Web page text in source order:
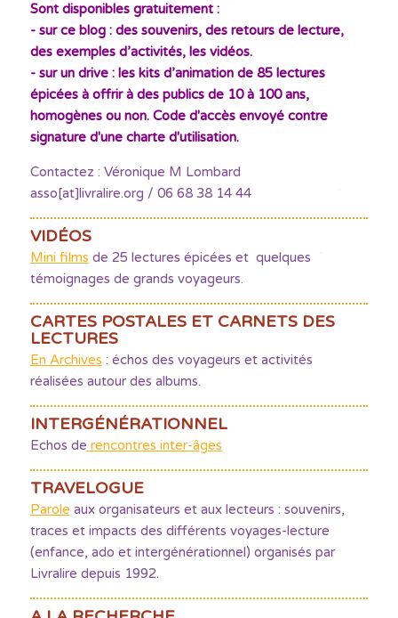
Sont disponibles gratuitement :
- sur ce blog : des souvenirs, des retours de lecture,
des exemples d’activités, les vidéos.
- sur un drive : les kits d’animation de 85 lectures
épicées à offrir à des publics de 10 à 100 ans,
homogènes ou non. Code d'accès envoyé contre
signature d'une charte d'utilisation.
Contactez : Véronique M Lombard
asso[at]livralire.org / 06 68 38 14 44
VIDÉOS
Mini films de 25 lectures épicées et quelques
témoignages de grands voyageurs.
CARTES POSTALES ET CARNETS DES
LECTURES
En Archives : échos des voyageurs et activités
réalisées autour des albums.
INTERGÉNÉRATIONNEL
Echos de rencontres inter-âges
TRAVELOGUE
Parole aux organisateurs et aux lecteurs : souvenirs,
traces et impacts des différents voyages-lecture
(enfance, ado et intergénérationnel) organisés par
Livralire depuis 1992.